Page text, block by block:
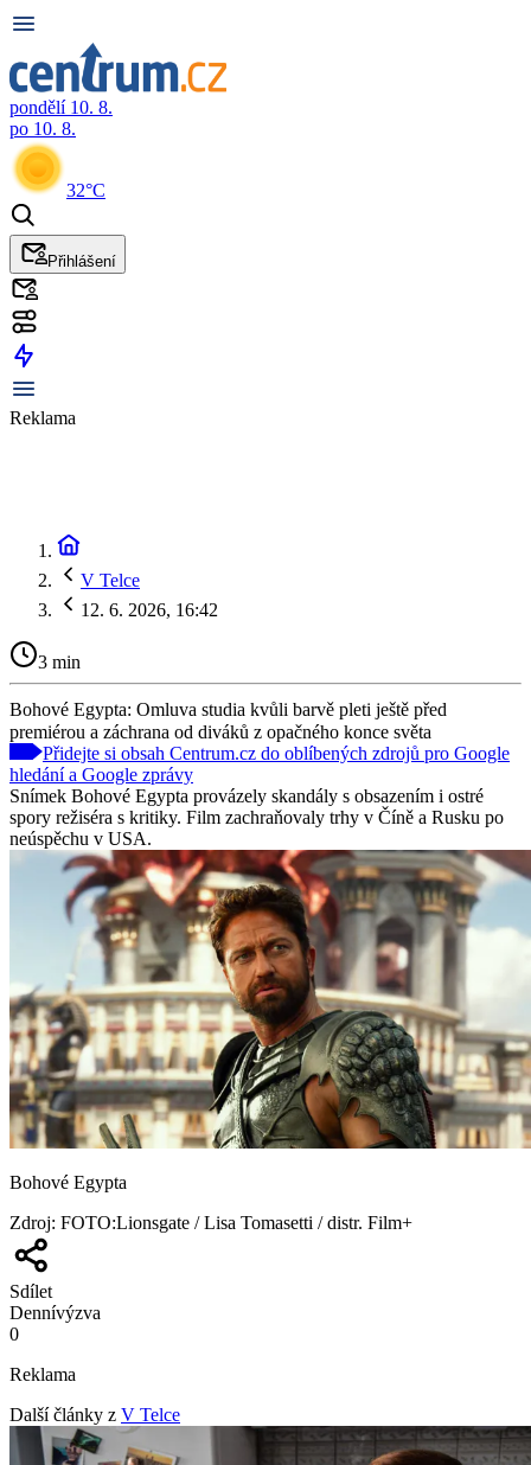
pondělí 10. 8.
po 10. 8.
32°C
Přihlášení
Reklama
V Telce
12. 6. 2026, 16:42
3 min
Bohové Egypta: Omluva studia kvůli barvě pleti ještě před
premiérou a záchrana od diváků z opačného konce světa
Přidejte si obsah Centrum.cz do oblíbených zdrojů pro Google
hledání a Google zprávy
Snímek Bohové Egypta provázely skandály s obsazením i ostré
spory režiséra s kritiky. Film zachraňovaly trhy v Číně a Rusku po
neúspěchu v USA.
Bohové Egypta
Zdroj: FOTO:Lionsgate / Lisa Tomasetti / distr. Film+
Sdílet
Dennívýzva
0
Reklama
Další články z V Telce